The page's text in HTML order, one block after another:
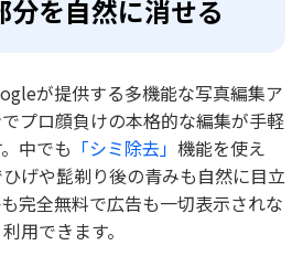
分を自然に消せる
が提供する多機能な写真編集ア
プロ顔負けの本格的な編集が手軽
中でも 「シミ除去」 機能を使え
げや髭剃り後の青みも自然に目立
完全無料で広告も一切表示されな
用できます。